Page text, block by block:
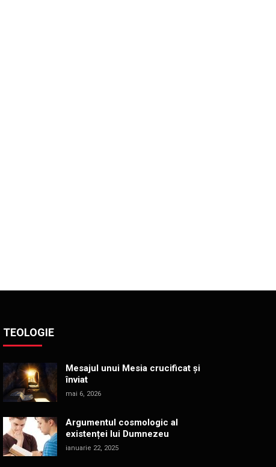
TEOLOGIE
Mesajul unui Mesia crucificat și
înviat
mai 6, 2026
Argumentul cosmologic al
existenței lui Dumnezeu
ianuarie 22, 2025